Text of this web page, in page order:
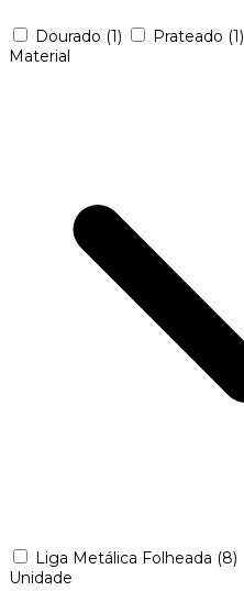
Dourado (1) Prateado (1)
Material
Liga Metálica Folheada (8)
Unidade